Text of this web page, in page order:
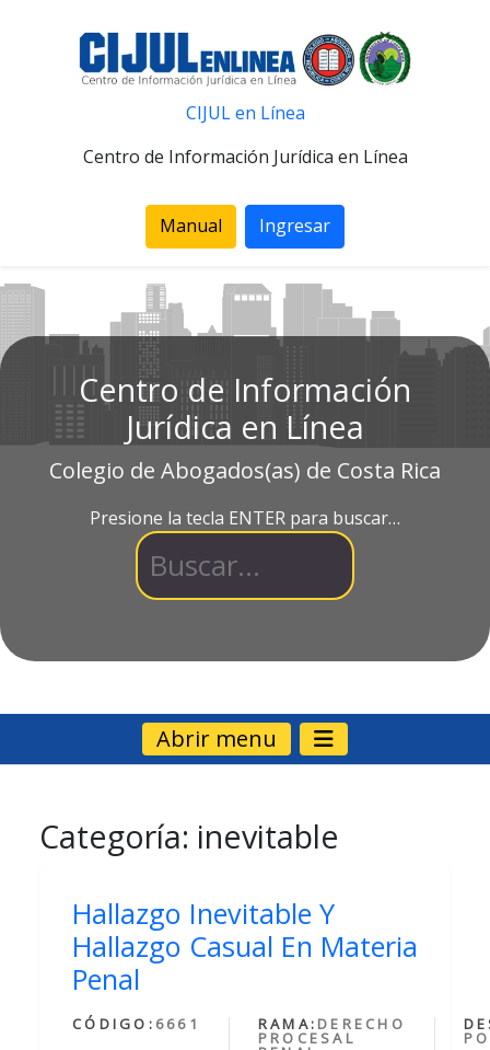
CIJUL en Línea
Centro de Información Jurídica en Línea
Manual Ingresar
Centro de Información
Jurídica en Línea
Colegio de Abogados(as) de Costa Rica
Presione la tecla ENTER para buscar…
Abrir menu
Categoría: inevitable
Hallazgo Inevitable Y
Hallazgo Casual En Materia
Penal
CÓDIGO: 6661 RAMA: DERECHO
PROCESAL